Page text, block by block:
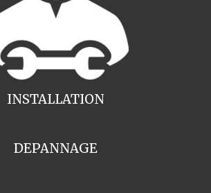
INSTALLATION
DEPANNAGE